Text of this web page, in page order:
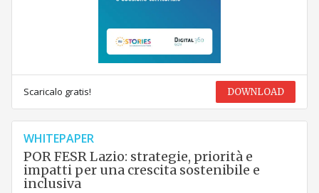
Scaricalo gratis! DOWNLOAD
WHITEPAPER
POR FESR Lazio: strategie, priorità e
impatti per una crescita sostenibile e
inclusiva